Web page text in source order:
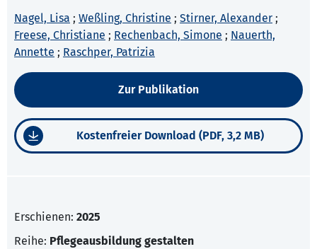
Nagel, Lisa ; Weßling, Christine ; Stirner, Alexander ;
Freese, Christiane ; Rechenbach, Simone ; Nauerth,
Annette ; Raschper, Patrizia
Zur Publikation
Kostenfreier Download (PDF, 3,2 MB)
Erschienen: 2025
Reihe: Pflegeausbildung gestalten